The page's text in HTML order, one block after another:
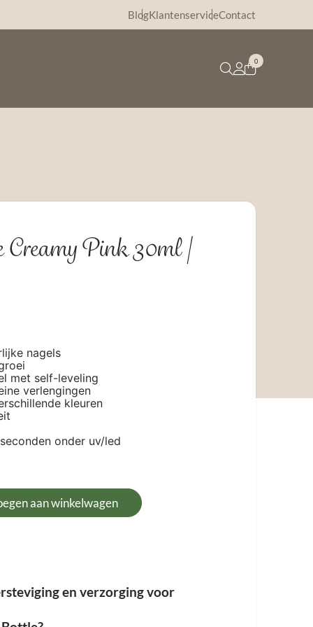
BlogKlantenserviceContact
0
Pink 30ml |
nagels
met self-leveling
verlengingen
kleuren
onder uv/led
aan winkelwagen
en verzorging voor